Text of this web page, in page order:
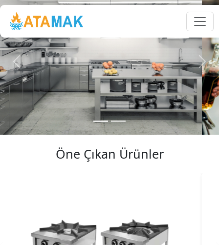
Previous Next
Öne Çıkan Ürünler